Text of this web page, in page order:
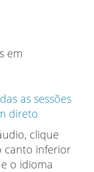
em
as sessões
direto
clique
canto inferior
o idioma